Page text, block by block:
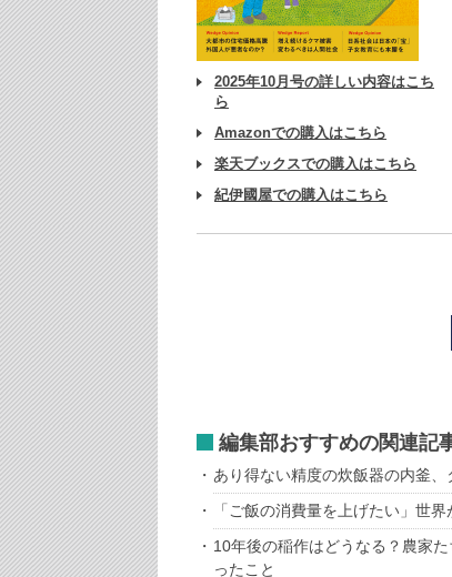
2025年10月号の詳しい内容はこち
ら
Amazonでの購入はこちら
楽天ブックスでの購入はこちら
紀伊國屋での購入はこちら
編集部おすすめの関連記
あり得ない精度の炊飯器の内釜、
「ご飯の消費量を上げたい」世
10年後の稲作はどうなる？農家
ったこと